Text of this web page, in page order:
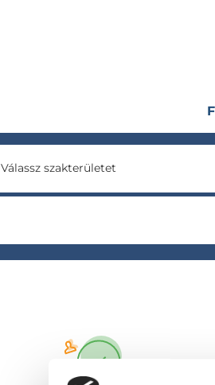
Válassz szakterületet